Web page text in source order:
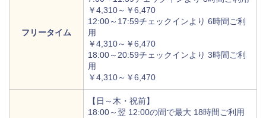
フリータイム
￥4,310～￥6,470
12:00～17:59チェックインより 6時間ご利
用
￥4,310～￥6,470
18:00～20:59チェックインより 3時間ご利
用
￥4,310～￥6,470
【日～木・祝前】
18:00～翌 12:00の間で最大 18時間ご利用